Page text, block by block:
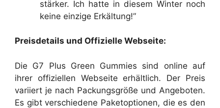
stärker. Ich hatte in diesem Winter noch
keine einzige Erkältung!”
Preisdetails und Offizielle Webseite:
Die G7 Plus Green Gummies sind online auf
ihrer offiziellen Webseite erhältlich. Der Preis
variiert je nach Packungsgröße und Angeboten.
Es gibt verschiedene Paketoptionen, die es den